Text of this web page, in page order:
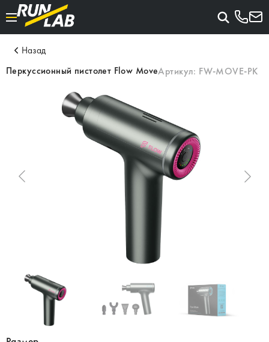
Назад
Перкуссионный пистолет Flow MoveАртикул: FW-MOVE-PK